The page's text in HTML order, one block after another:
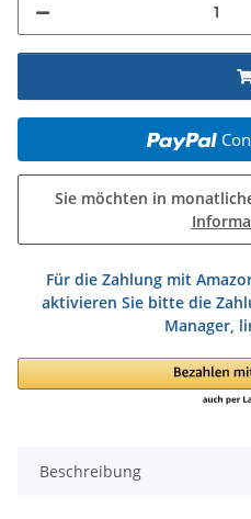
Sie möchten in
Für die Zahlung mit
aktivieren Sie bitte die
Manager,
Beschreibung